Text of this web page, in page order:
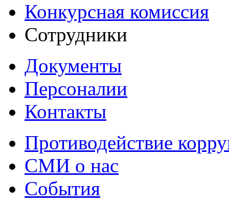
Конкурсная комиссия
Сотрудники
Документы
Персоналии
Контакты
Противодействие
СМИ о нас
События